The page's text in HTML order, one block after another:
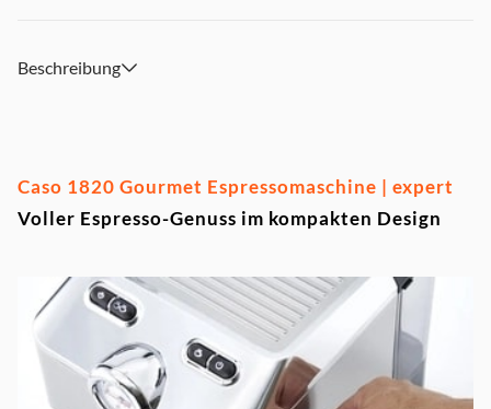
Beschreibung
Caso 1820 Gourmet Espressomaschine | expert
Voller Espresso-Genuss im kompakten Design